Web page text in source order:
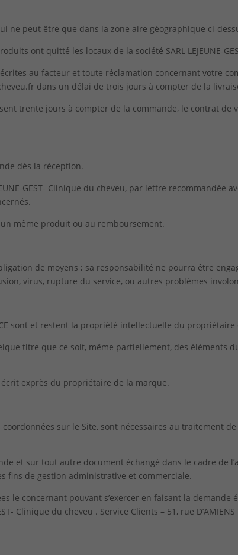
ne peut être que dans la zone aire géographique ci-
ont quitté les locaux de la société SARL LEJEUNE-
au facteur et toute réclamation concernant votre
dans un délai de trois jours à compter de la
trente jours à compter de la commande, le contrat de
dès la réception.
GEST- Clinique du cheveu, par lettre recommandée
même produit ou au remboursement.
de moyens ; sa responsabilité ne pourra être
virus, rupture du service, ou autres problèmes
sont et restent la propriété intellectuelle du
titre que ce soit, même partiellement, des éléments
exprès du propriétaire de la marque.
sur le Site, sont nécessaires au traitement
et sur tout autre document échangé dans le cadre de
fins de gestion administrative et commerciale.
le concernant pouvant s’exercer en faisant la demande
Clinique du cheveu . Service Clients – 51, rue